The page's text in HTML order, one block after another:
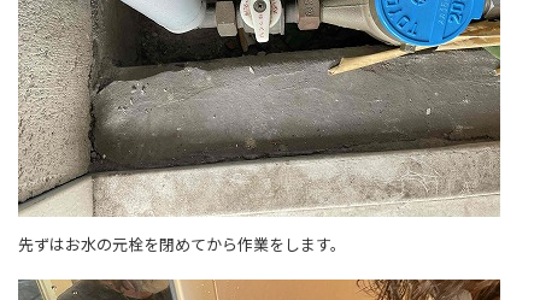
先ずはお水の元栓を閉めてから作業をします。